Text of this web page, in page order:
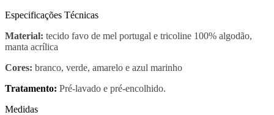
Especificações Técnicas
Material: tecido favo de mel portugal e tricoline 100% algodão,
manta acrílica
Cores: branco, verde, amarelo e azul marinho
Tratamento: Pré-lavado e pré-encolhido.
Medidas